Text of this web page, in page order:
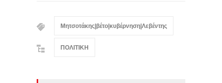
Mητσοτάκης|βέτο|κυβέρνηση|Λεβέντης
ΠΟΛΙΤΙΚΗ